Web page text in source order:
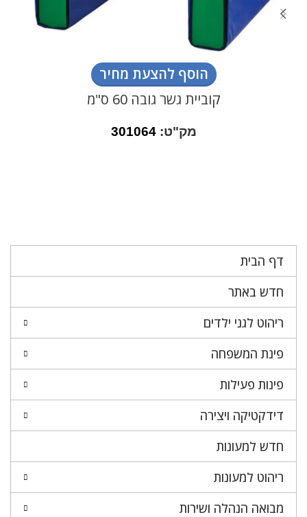
דף הבית
חדש באתר
ריהוט לגני ילדים
פינת המשפחה
פינות פעילות
דידקטיקה ויצירה
חדש למעונות
ריהוט למעונות
מבואה הנהלה ושירות
הוסף להצעת מחיר
קוביית גשר גובה 60 ס"מ
מק"ט:301064